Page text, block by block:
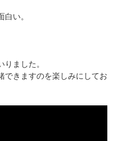
い。
ました。
できますのを楽しみにしてお